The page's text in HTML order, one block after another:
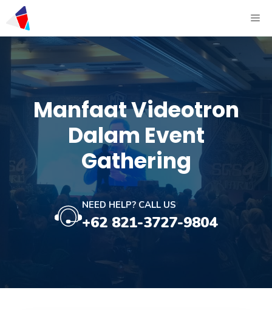
Manfaat Videotron
Dalam Event
Gathering
NEED HELP? CALL US
+62 821-3727-9804